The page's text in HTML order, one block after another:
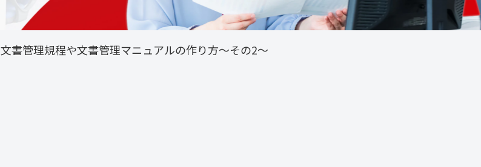
文書管理規程や文書管理マニュアルの作り方～その2～